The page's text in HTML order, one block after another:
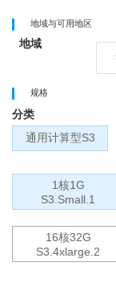
地域与可用地区
地域
规格
分类
通用计算型S3
1核1G
S3.small.1
16核32G
S3.4xlarge.2